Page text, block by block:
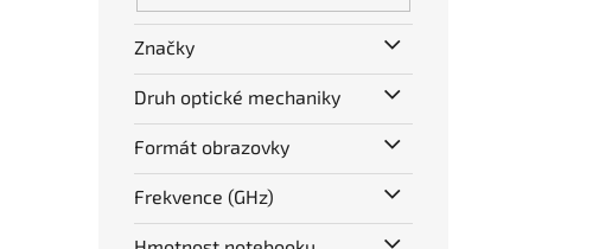
Značky
Druh optické mechaniky
Formát obrazovky
Frekvence (GHz)